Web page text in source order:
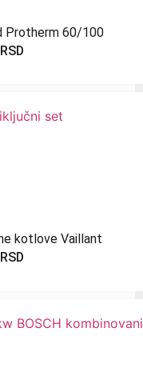
Protherm 60/100
RSD
kotlove Vaillant
RSD